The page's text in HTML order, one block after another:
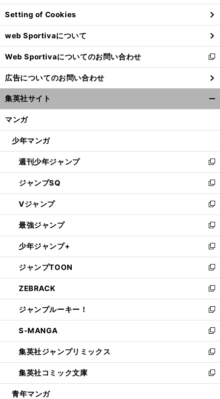
ン
ド
ウ
で
開
く
Setting of Cookies
web Sportivaについて
Web Sportivaについてのお問い合わせ
新
し
い
ウ
ィ
ン
ウ
開
く
広告についてのお問い合わせ
集英社サイト
マンガ
少年マンガ
週刊少年ジャンプ
新
し
い
ウ
ィ
ン
ド
ウ
で
開
く
ジャンプSQ
新
し
い
ウ
ィ
ン
ド
ウ
で
開
く
Vジャンプ
新
し
い
ウ
ィ
ン
ド
ウ
で
開
く
最強ジャンプ
新
し
い
ウ
ィ
ン
ド
ウ
で
開
く
少年ジャンプ+
新
し
い
ウ
ィ
ン
ド
ウ
で
開
く
ジャンプTOON
新
し
い
ウ
ィ
ン
ド
ウ
で
開
く
ZEBRACK
新
し
い
ウ
ィ
ン
ド
ウ
で
開
ジャンプルーキー！
新
し
い
ウ
ィ
ン
ド
ウ
S-MANGA
新
し
い
ウ
ィ
ン
集英社ジャンプリミックス
新
し
い
ウ
集英社コミック文庫
新
し
青年マンガ